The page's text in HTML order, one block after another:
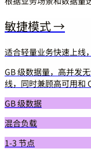
敏捷模式 →
适合轻量业务快速上线
GB 级数据量，高并发
线，同时兼顾高可用和
GB 级数据
混合负载
1-3 节点